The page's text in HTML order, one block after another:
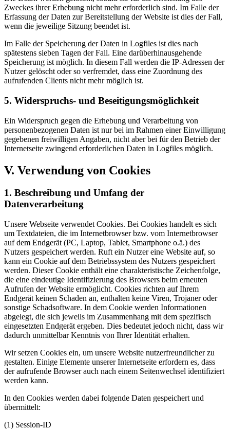
Zweckes ihrer Erhebung nicht mehr erforderlich sind. Im Falle der
Erfassung der Daten zur Bereitstellung der Website ist dies der Fall,
wenn die jeweilige Sitzung beendet ist.
Im Falle der Speicherung der Daten in Logfiles ist dies nach
spätestens sieben Tagen der Fall. Eine darüberhinausgehende
Speicherung ist möglich. In diesem Fall werden die IP-Adressen der
Nutzer gelöscht oder so verfremdet, dass eine Zuordnung des
aufrufenden Clients nicht mehr möglich ist.
5. Widerspruchs- und Beseitigungsmöglichkeit
Ein Widerspruch gegen die Erhebung und Verarbeitung von
personenbezogenen Daten ist nur bei im Rahmen einer Einwilligung
gegebenen freiwilligen Angaben, nicht aber bei für den Betrieb der
Internetseite zwingend erforderlichen Daten in Logfiles möglich.
V. Verwendung von Cookies
1. Beschreibung und Umfang der
Datenverarbeitung
Unsere Webseite verwendet Cookies. Bei Cookies handelt es sich
um Textdateien, die im Internetbrowser bzw. vom Internetbrowser
auf dem Endgerät (PC, Laptop, Tablet, Smartphone o.ä.) des
Nutzers gespeichert werden. Ruft ein Nutzer eine Website auf, so
kann ein Cookie auf dem Betriebssystem des Nutzers gespeichert
werden. Dieser Cookie enthält eine charakteristische Zeichenfolge,
die eine eindeutige Identifizierung des Browsers beim erneuten
Aufrufen der Website ermöglicht. Cookies richten auf Ihrem
Endgerät keinen Schaden an, enthalten keine Viren, Trojaner oder
sonstige Schadsoftware. In dem Cookie werden Informationen
abgelegt, die sich jeweils im Zusammenhang mit dem spezifisch
eingesetzten Endgerät ergeben. Dies bedeutet jedoch nicht, dass wir
dadurch unmittelbar Kenntnis von Ihrer Identität erhalten.
Wir setzen Cookies ein, um unsere Website nutzerfreundlicher zu
gestalten. Einige Elemente unserer Internetseite erfordern es, dass
der aufrufende Browser auch nach einem Seitenwechsel identifiziert
werden kann.
In den Cookies werden dabei folgende Daten gespeichert und
übermittelt:
(1) Session-ID